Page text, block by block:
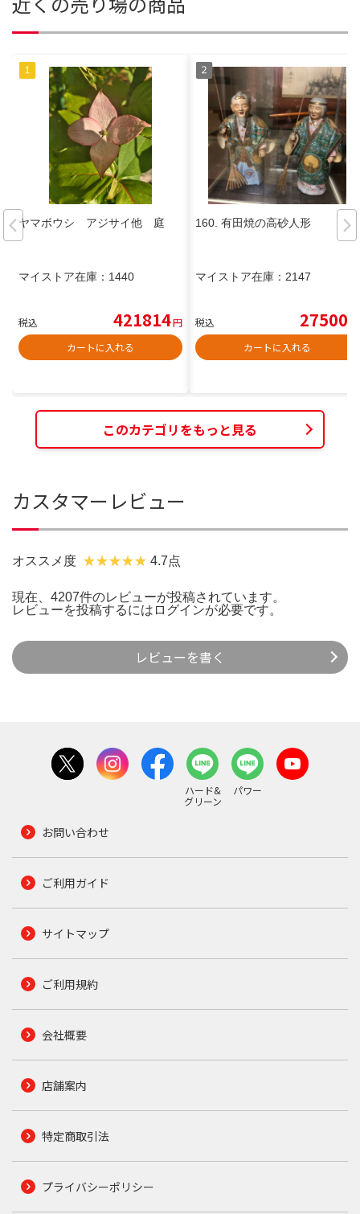
ヤマボウシ アジサイ他 庭
マイストア在庫： 1440
税込 421814円
カートに入れる
160. 有田焼の高砂人形
マイストア在庫： 2147
税込 27500
カートに入れる
このカテゴリをもっと見る
カスタマーレビュー
オススメ度 4.7点
現在、4207件のレビューが投稿されています。
レビューを投稿するには ログインが必要です。
レビューを書く
ハード&
グリーン
パワー
お問い合わせ
ご利用ガイド
サイトマップ
ご利用規約
会社概要
店舗案内
特定商取引法
プライバシーポリシー